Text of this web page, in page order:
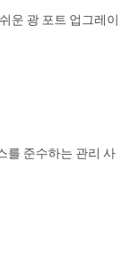
운 광 포트 업그레이
를 준수하는 관리 사